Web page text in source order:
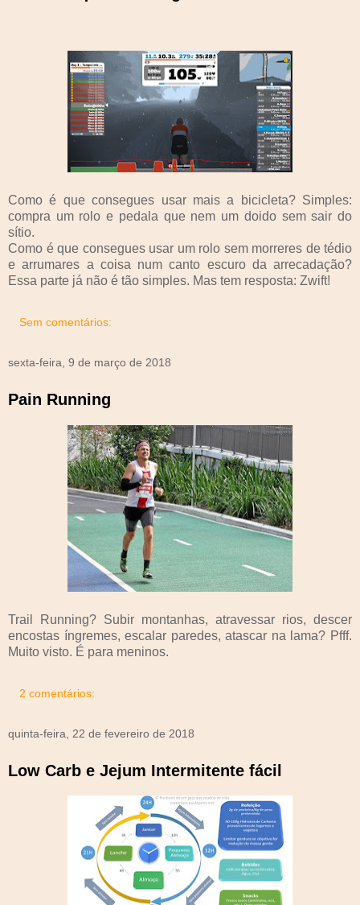
Como é que consegues usar mais a bicicleta? Simples:
compra um rolo e pedala que nem um doido sem sair do
sítio.
Como é que consegues usar um rolo sem morreres de tédio
e arrumares a coisa num canto escuro da arrecadação?
Essa parte já não é tão simples. Mas tem resposta: Zwift!
Sem comentários:
sexta-feira, 9 de março de 2018
Pain Running
Trail Running? Subir montanhas, atravessar rios, descer
encostas íngremes, escalar paredes, atascar na lama? Pfff.
Muito visto. É para meninos.
2 comentários:
quinta-feira, 22 de fevereiro de 2018
Low Carb e Jejum Intermitente fácil